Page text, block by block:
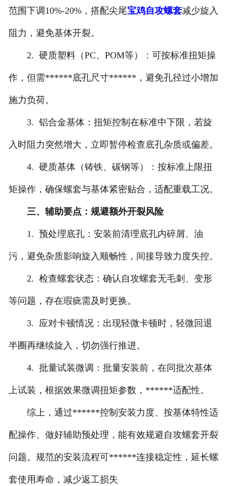
范围下调10%-20%，搭配尖尾宝鸡自攻螺套减少旋入
阻力，避免基体开裂。
2. 硬质塑料（PC、POM等）：可按标准扭矩操
作，但需******底孔尺寸******，避免孔径过小增加
施力负荷。
3. 铝合金基体：扭矩控制在标准中下限，若旋
入时阻力突然增大，立即暂停检查底孔杂质或偏差。
4. 硬质基体（铸铁、碳钢等）：按标准上限扭
矩操作，确保螺套与基体紧密贴合，适配重载工况。
三、辅助要点：规避额外开裂风险
1. 预处理底孔：安装前清理底孔内碎屑、油
污，避免杂质影响旋入顺畅性，间接导致力度失控。
2. 检查螺套状态：确认自攻螺套无毛刺、变形
等问题，存在瑕疵需及时更换。
3. 应对卡顿情况：出现轻微卡顿时，轻微回退
半圈再继续旋入，切勿强行推进。
4. 批量试装微调：批量安装前，在同批次基体
上试装，根据效果微调扭矩参数，******适配性。
综上，通过******控制安装力度、按基体特性适
配操作、做好辅助预处理，能有效规避自攻螺套开裂
问题。规范的安装流程可******连接稳定性，延长螺
套使用寿命，减少返工损失